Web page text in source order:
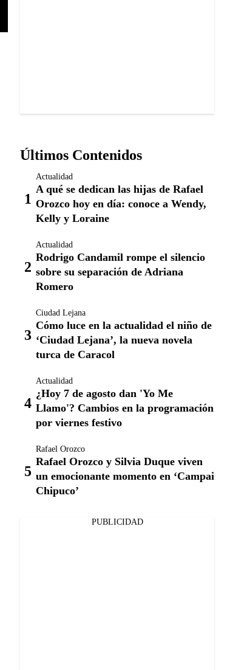
Últimos Contenidos
Actualidad
A qué se dedican las hijas de Rafael
Orozco hoy en día: conoce a Wendy,
Kelly y Loraine
Actualidad
Rodrigo Candamil rompe el silencio
sobre su separación de Adriana
Romero
Ciudad Lejana
Cómo luce en la actualidad el niño de
‘Ciudad Lejana’, la nueva novela
turca de Caracol
Actualidad
¿Hoy 7 de agosto dan 'Yo Me
Llamo'? Cambios en la programación
por viernes festivo
Rafael Orozco
Rafael Orozco y Silvia Duque viven
un emocionante momento en ‘Campai
Chipuco’
PUBLICIDAD